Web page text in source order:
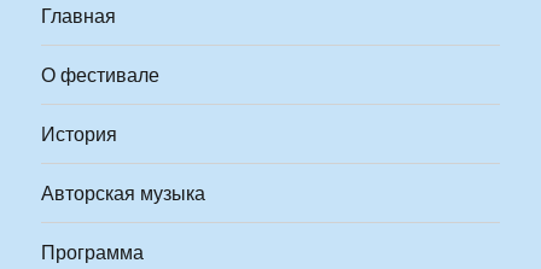
Главная
О фестивале
История
Авторская музыка
Программа